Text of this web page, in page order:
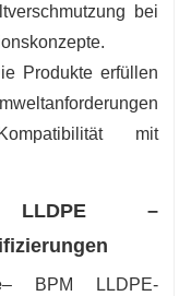
bei
Produkte erfüllen
mit
LLDPE –
– BPM LLDPE-